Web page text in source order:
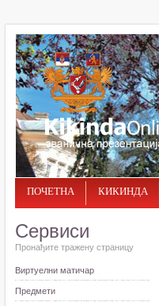
ПОЧЕТНА КИКИНДА
Сервиси
Пронађите тражену страницу
Виртуелни матичар
Предмети